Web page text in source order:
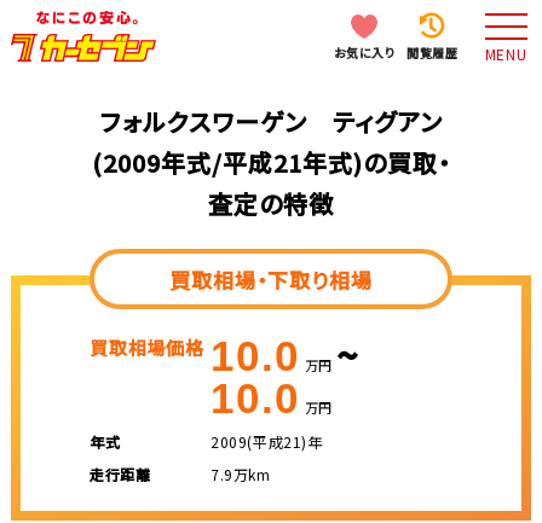
お気に入り 閲覧履歴 MENU
フォルクスワーゲン ティグアン
(2009年式/平成21年式)の買取・
査定の特徴
買取相場・下取り相場
買取相場価格 10.0 万円 ~
10.0 万円
年式
2009(平成21)年
走行距離
7.9万km